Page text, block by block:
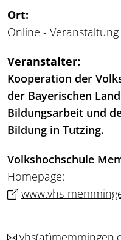
Ort:
Online - Veranstaltung
Veranstalter:
Kooperation der
der Bayerischen
Bildungsarbeit und
Bildung in Tutzing.
Volkshochschule
Homepage:
www.vhs-